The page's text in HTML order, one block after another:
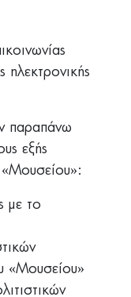
ηλεκτρονικής
παραπάνω
εξής
με το
«Μουσείου»